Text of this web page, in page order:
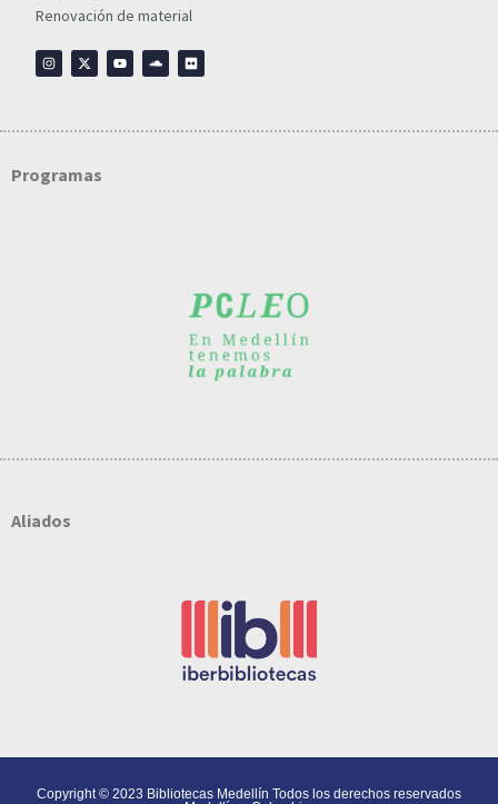
Renovación de material
Programas
Aliados
Copyright © 2023 Bibliotecas Medellín Todos los derechos reservados